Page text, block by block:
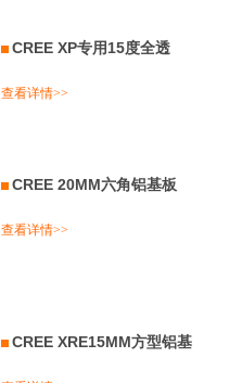
CREE XP专用15度全透
查看详情>>
CREE 20MM六角铝基板
查看详情>>
CREE XRE15MM方型铝基